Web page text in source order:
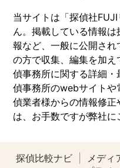
当サイトは「探偵社
ん。掲載している情報
報など、一般に公開され
の方で収集、編集を加
偵事務所に関する詳細
偵事務所のwebサイトや
偵業者様からの情報修
は、お手数ですが弊社に
探偵比較ナビ メディ